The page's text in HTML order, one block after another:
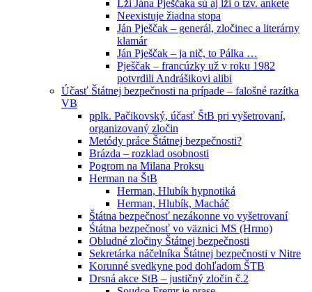
Lži Jána Pješčaka sú aj lži o tzv. ankete
Neexistuje žiadna stopa
Ján Pješčak – generál, zločinec a literárny
klamár
Ján Pješčak – ja nič, to Pálka …
Pješčak – francúzky už v roku 1982
potvrdili Andrášikovi alibi
Účasť Štátnej bezpečnosti na prípade – falošné razítka
VB
pplk. Pačikovský, účasť ŠtB pri vyšetrovaní,
organizovaný zločin
Metódy práce Štátnej bezpečnosti?
Brázda – rozklad osobnosti
Pogrom na Milana Proksu
Herman na ŠtB
Herman, Hlubík hypnotiká
Herman, Hlubík, Macháč
Štátna bezpečnosť nezákonne vo vyšetrovaní
Śtátna bezpečnosť vo väznici MS (Hrmo)
Obludné zločiny Štátnej bezpečnosti
Sekretárka náčelníka Štátnej bezpečnosti v Nitre
Korunné svedkyne pod dohľadom ŠTB
Drsná akce StB – justičný zločin č.2